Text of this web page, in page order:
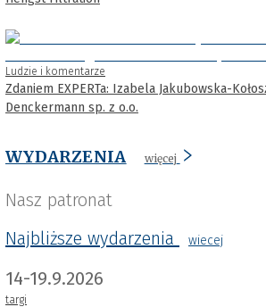
Ludzie i komentarze
Zdaniem EXPERTa: Izabela Jakubowska-
Denckermann sp. z o.o.
WYDARZENIA więcej
Nasz patronat
Najbliższe wydarzenia
wiecej
14-19.9.2026
targi